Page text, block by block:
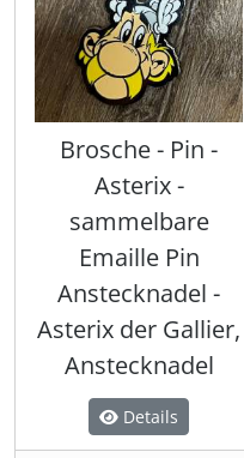
Brosche - Pin -
Asterix -
sammelbare
Emaille Pin
Anstecknadel -
Asterix der Gallier,
Anstecknadel
Details